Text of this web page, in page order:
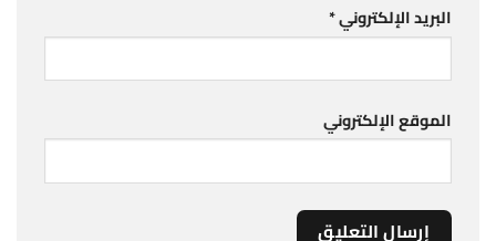
البريد الإلكتروني*
الموقع الإلكتروني